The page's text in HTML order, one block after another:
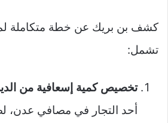
كشف بن بريك عن خطة متكاملة
تشمل:
تخصيص كمية إسعافية من
أحد التجار في مصافي عدن،